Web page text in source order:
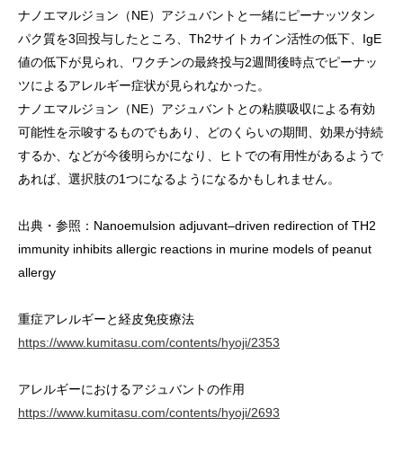
ナノエマルジョン（NE）アジュバントと一緒にピーナッツタン
パク質を3回投与したところ、Th2サイトカイン活性の低下、IgE
値の低下が見られ、ワクチンの最終投与2週間後時点でピーナッ
ツによるアレルギー症状が見られなかった。
ナノエマルジョン（NE）アジュバントとの粘膜吸収による有効
可能性を示唆するものでもあり、どのくらいの期間、効果が持続
するか、などが今後明らかになり、ヒトでの有用性があるようで
あれば、選択肢の1つになるようになるかもしれません。
出典・参照：Nanoemulsion adjuvant–driven redirection of TH2
immunity inhibits allergic reactions in murine models of peanut
allergy
重症アレルギーと経皮免疫療法
https://www.kumitasu.com/contents/hyoji/2353
アレルギーにおけるアジュバントの作用
https://www.kumitasu.com/contents/hyoji/2693